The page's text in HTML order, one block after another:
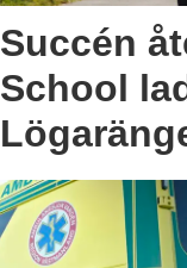
Succén
School